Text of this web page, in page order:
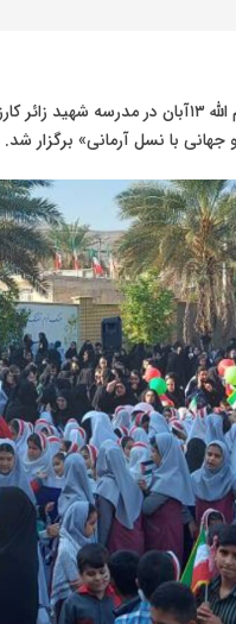
به گزارش روابط عمومی شهرداری وشورای اسلامی کارزین مراسم
با نسل آرمانی» برگزار شد.